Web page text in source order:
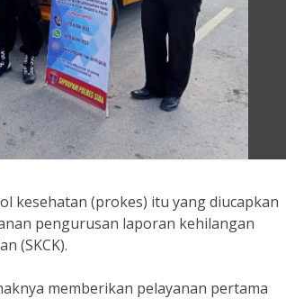
kesehatan (prokes) itu yang diucapkan
pengurusan laporan kehilangan
(SKCK).
memberikan pelayanan pertama